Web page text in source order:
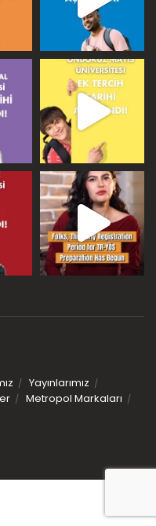
Yayınlarımız
Metropol Markaları